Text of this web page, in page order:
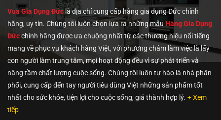
Vua Gia Dụng Đứclà địa chỉ cung cấp hàng gia dụng Đức chính
hãng, uy tín. Chúng tôiluôn chọn lựa ra những mẫu Hàng Gia Dụng
Đứcchính hãng được ưa chuộng nhất từ các thương hiệu nổi tiếng
mang về phục vụ khách hàng Việt, với phương châm làm việc là lấy
con người làm trung tâm, mọi hoạt động đều vì sự phát triển và
nâng tầm chất lượng cuộc sống. Chúng tôi luôn tự hào là nhà phân
phối, cung cấp đến tay người tiêu dùng Việt những sản phẩm tốt
nhất cho sức khỏe, tiện lợi cho cuộc sống, giá thành hợp lý. + Xem
tiếp